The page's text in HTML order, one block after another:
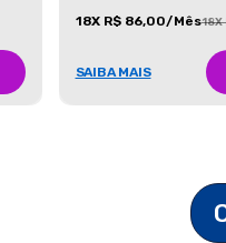
18X R$ 86,00/Mês18X
SAIBA MAIS